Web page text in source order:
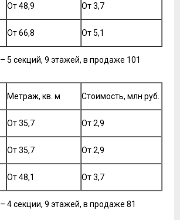
От 48,9 От 3,7
От 66,8 От 5,1
– 5 секций, 9 этажей, в продаже 101
Метраж, кв. м Стоимость, млн руб.
От 35,7 От 2,9
От 35,7 От 2,9
От 48,1 От 3,7
– 4 секции, 9 этажей, в продаже 81